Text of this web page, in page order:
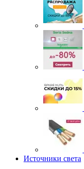
Источники света